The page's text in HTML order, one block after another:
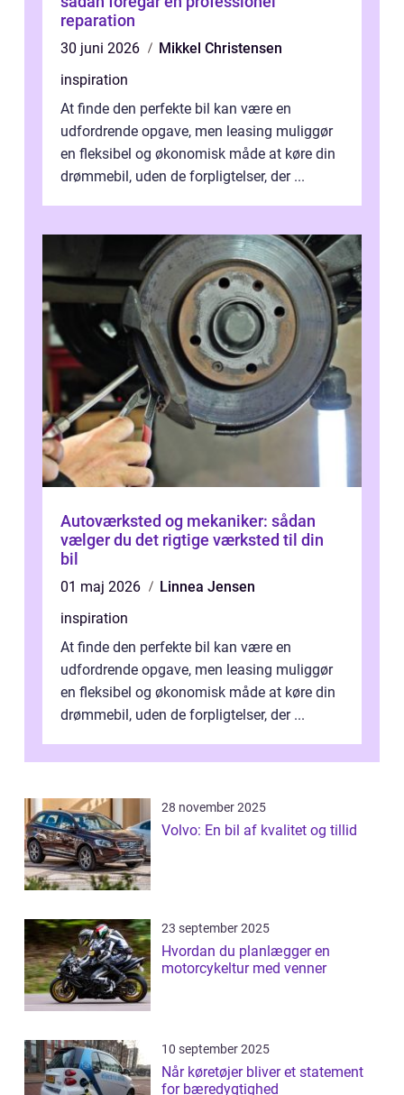
reparation
30 juni 2026
Mikkel Christensen
inspiration
At finde den perfekte bil kan være en
udfordrende opgave, men leasing muliggør
en fleksibel og økonomisk måde at køre din
drømmebil, uden de forpligtelser, der ...
Autoværksted og mekaniker: sådan
vælger du det rigtige værksted til din
bil
01 maj 2026
Linnea Jensen
inspiration
At finde den perfekte bil kan være en
udfordrende opgave, men leasing muliggør
en fleksibel og økonomisk måde at køre din
drømmebil, uden de forpligtelser, der ...
28 november 2025
Volvo: En bil af kvalitet og tillid
23 september 2025
Hvordan du planlægger en
motorcykeltur med venner
10 september 2025
Når køretøjer bliver et statement
for bæredygtighed